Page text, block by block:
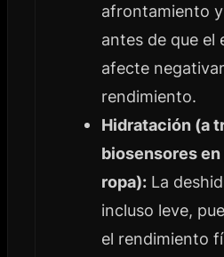
afrontamiento
antes de que el
afecte
rendimiento.
Hidratación (a
biosensores
ropa):La
incluso leve,
el rendimiento